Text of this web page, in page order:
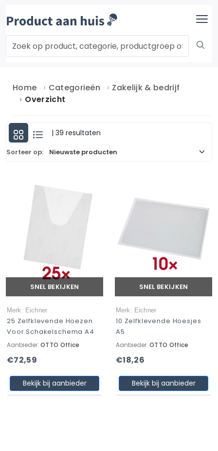
Home Categorieën
Zakelijk & bedrijf
Overzicht
| 39 resultaten
Sorteer op:
SNEL BEKIJKEN
Merk: Eichner
25 Zelfklevende Hoezen
Voor Schakelschema A4
Aanbieder: OTTO Office
€72,59
Bekijk bij aanbieder
SNEL BEKIJKEN
Merk: Eichner
10 Zelfklevende Hoesjes
A5
Aanbieder: OTTO Office
€18,26
Bekijk bij aanbieder